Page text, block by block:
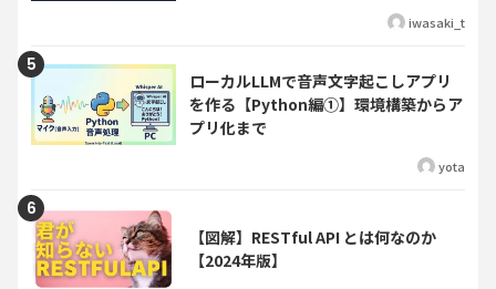
iwasaki_t
ローカルLLMで音声文字起こしアプリ
を作る【Python編①】環境構築からア
プリ化まで
yota
【図解】RESTful API とは何なのか
【2024年版】